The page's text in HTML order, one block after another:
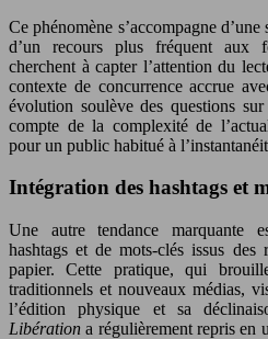
Ce phénomène s’accompagne
d’un recours plus fréquent aux
cherchent à capter l’attention du
contexte de concurrence accrue
évolution soulève des questions
compte de la complexité de
pour un public habitué à
Intégration des hashtags et
Une autre tendance marquante
hashtags et de mots-clés issus des
papier. Cette pratique, qui
traditionnels et nouveaux médias,
l’édition physique et sa
Libération a régulièrement repris en